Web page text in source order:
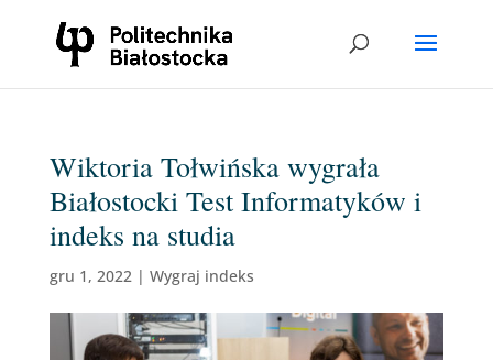
Wiktoria Tołwińska wygrała
Białostocki Test Informatyków i
indeks na studia
gru 1, 2022| Wygraj indeks